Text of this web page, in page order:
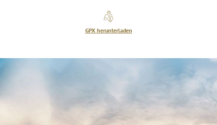
GPX herunterladen